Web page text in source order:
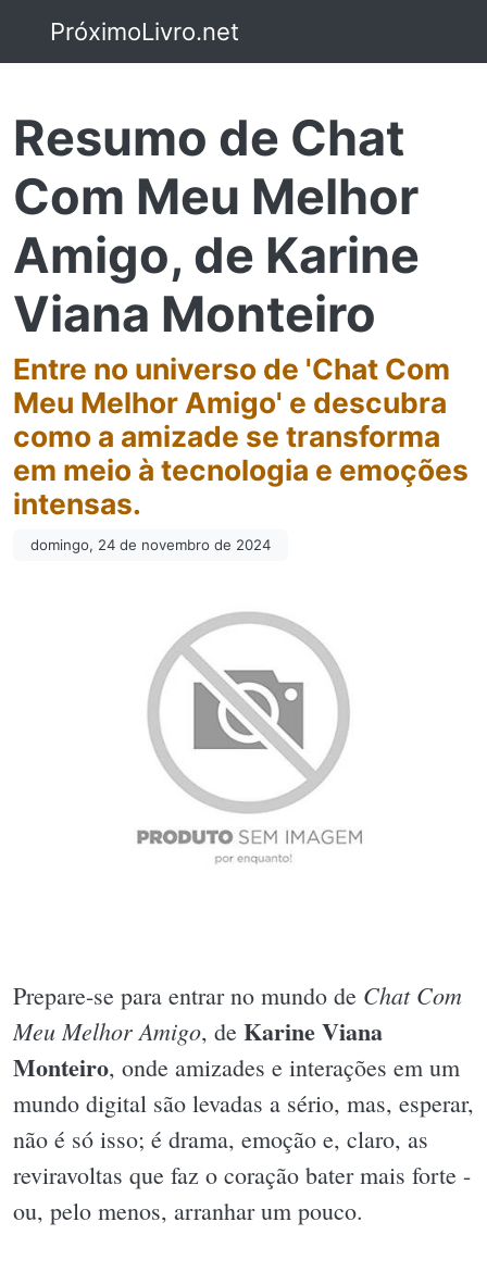
PróximoLivro.net
Resumo de Chat
Com Meu Melhor
Amigo, de Karine
Viana Monteiro
Entre no universo de 'Chat Com
Meu Melhor Amigo' e descubra
como a amizade se transforma
em meio à tecnologia e emoções
intensas.
domingo, 24 de novembro de 2024
Prepare-se para entrar no mundo de Chat Com
Meu Melhor Amigo, de Karine Viana
Monteiro, onde amizades e interações em um
mundo digital são levadas a sério, mas, esperar,
não é só isso; é drama, emoção e, claro, as
reviravoltas que faz o coração bater mais forte -
ou, pelo menos, arranhar um pouco.